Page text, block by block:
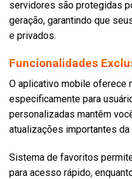
servidores são protegidas
geração, garantindo que
e privados.
Funcionalidades
O aplicativo mobile oferece
especificamente para
personalizadas mantêm
atualizações importantes da
Sistema de favoritos
para acesso rápido,